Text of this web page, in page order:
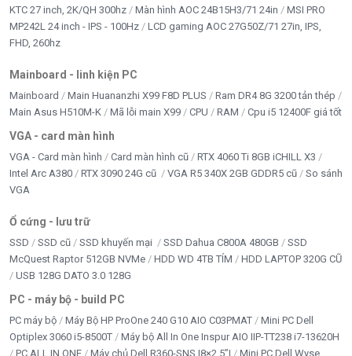
KTC 27 inch, 2K/QH 300hz
Màn hình AOC 24B15H3/71 24in
MSI PRO
MP242L 24 inch - IPS - 100Hz
LCD gaming AOC 27G50Z/71 27in, IPS,
FHD, 260hz
Mainboard - linh kiện PC
Mainboard Main Huananzhi X99 F8D PLUS
Ram DR4 8G 3200 tản thép
Main Asus H510M-K
Mã lỗi main X99 CPU RAM Cpu i5 12400F giá tốt
VGA - card màn hình
VGA - Card màn hình Card màn hình cũ
RTX 4060 Ti 8GB iCHILL X3
Intel Arc A380
RTX 3090 24G cũ VGA R5 340X 2GB GDDR5 cũ
So sánh
VGA
Ổ cứng - lưu trữ
SSD SSD cũ SSD khuyến mại SSD Dahua C800A 480GB
SSD
McQuest Raptor 512GB NVMe
HDD WD 4TB TÍM
HDD LAPTOP 320G CŨ
USB 128G DATO 3.0 128G
PC - máy bộ - build PC
PC máy bộ Máy Bộ HP ProOne 240 G10 AIO C03PMAT
Mini PC Dell
Optiplex 3060 i5-8500T
Máy bộ All In One Inspur AIO IIP-TT238 i7-13620H
PC ALL IN ONE
Máy chủ Dell R360-SNS |8×2.5”|
Mini PC Dell Wyse